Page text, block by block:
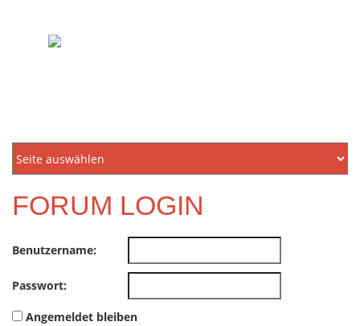
FORUM LOGIN
Benutzername:
Passwort:
Angemeldet bleiben